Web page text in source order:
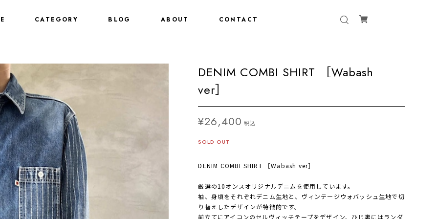
CATEGORY BLOG ABOUT CONTACT
DENIM COMBI SHIRT ［Wabash
ver］
¥26,400 税込
SOLD OUT
DENIM COMBI SHIRT ［Wabash ver］
厳選の10オンスオリジナルデニムを使用しています。
袖、身頃をそれぞれデニム生地と、ヴィンテージウォバッシュ生地で切
り替えしたデザインが特徴的です。
前立てにアイコンのセルヴィッチテープをデザイン、ひじ裏にはランダ